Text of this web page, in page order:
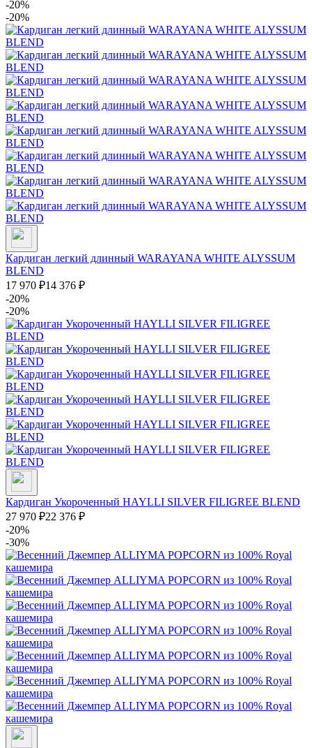
-20%
-20%
Кардиган легкий длинный WARAYANA WHITE ALYSSUM
BLEND
17 970 ₽14 376 ₽
-20%
-20%
Кардиган Укороченный HAYLLI SILVER FILIGREE BLEND
27 970 ₽22 376 ₽
-20%
-30%